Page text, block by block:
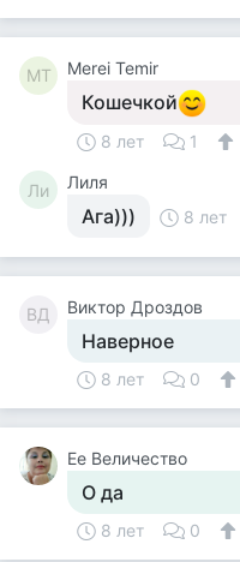
MT Merei Temir
Кошечкой
8 лет 1
Ли Лиля
Ага))) 8 лет
ВД Виктор Дроздов
Наверное
8 лет 0
Ее Величество
О да
8 лет 0